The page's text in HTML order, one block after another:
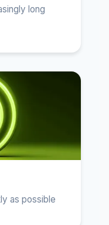
long
as possible